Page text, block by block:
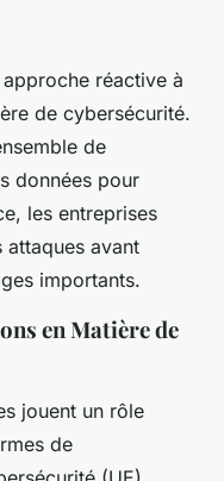
approche réactive à
de cybersécurité.
de
données pour
les entreprises
attaques avant
importants.
en Matière de
jouent un rôle
de